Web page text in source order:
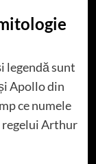
legendă sunt
Apollo din
ce numele
regelui Arthur